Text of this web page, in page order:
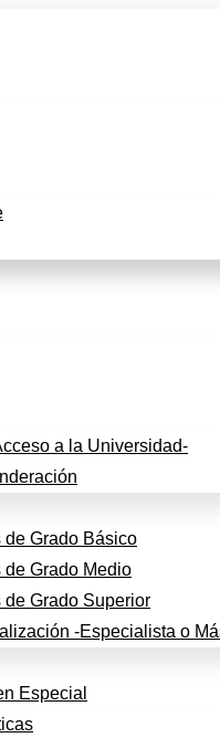
a la Universidad-
Grado Básico
Grado Medio
Grado Superior
-Especialista o
Especial